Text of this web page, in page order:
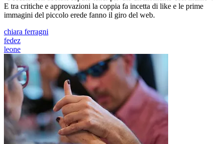
E tra critiche e approvazioni la coppia fa incetta di like e le prime
immagini del piccolo erede fanno il giro del web.
chiara ferragni
fedez
leone